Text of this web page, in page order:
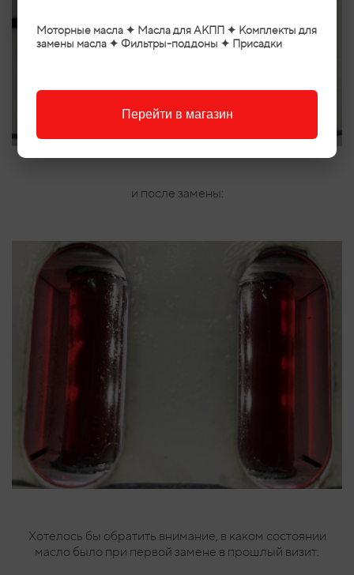
и после замены:
Хотелось бы обратить внимание, в каком состоянии
масло было при первой замене в прошлый визит:
Моторные масла ✦ Масла для АКПП ✦ Комплекты для
замены масла ✦ Фильтры-поддоны ✦ Присадки
Перейти в магазин